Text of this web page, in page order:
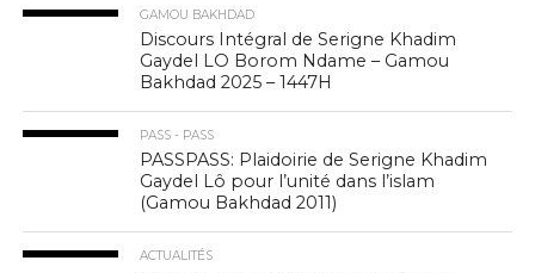
GAMOU BAKHDAD
Discours Intégral de Serigne Khadim
Gaydel LO Borom Ndame – Gamou
Bakhdad 2025 – 1447H
PASS - PASS
PASSPASS: Plaidoirie de Serigne Khadim
Gaydel Lô pour l’unité dans l’islam
(Gamou Bakhdad 2011)
ACTUALITÉS